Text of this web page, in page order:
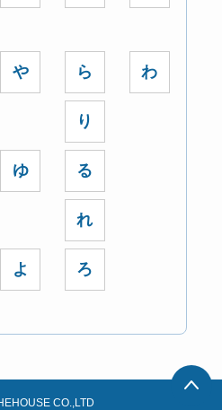
や
ゆ
よ
ら
り
る
れ
ろ
わ
CO.,LTD